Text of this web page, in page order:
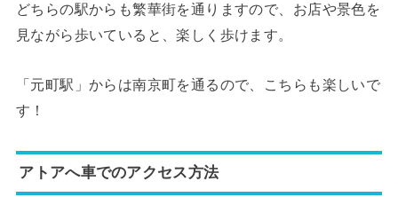
どちらの駅からも繁華街を通りますので、お店や景色を
見ながら歩いていると、楽しく歩けます。
「元町駅」からは南京町を通るので、こちらも楽しいで
す！
アトアへ車でのアクセス方法